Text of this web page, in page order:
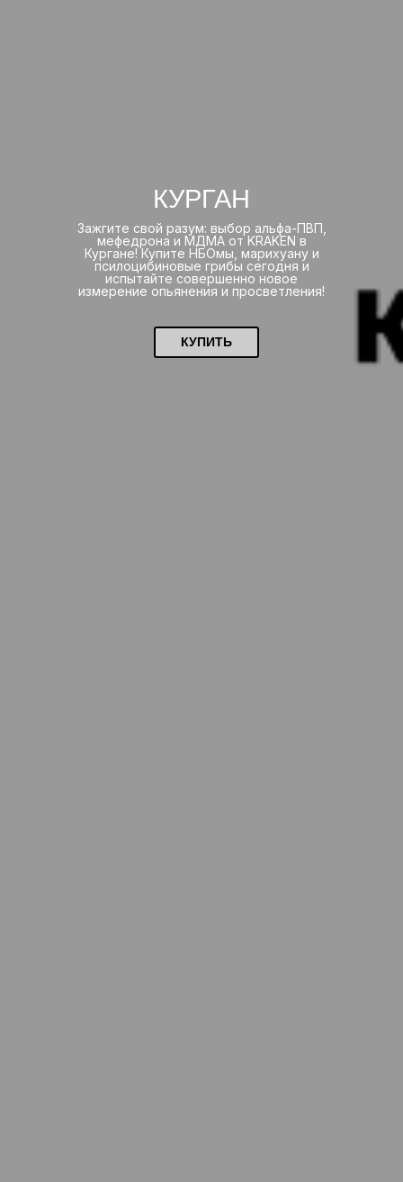
КУРГАН
Зажгите свой разум: выбор альфа-ПВП,
мефедрона и МДМА от KRAKEN в
Кургане! Купите НБОмы, марихуану и
псилоцибиновые грибы сегодня и
испытайте совершенно новое
измерение опьянения и просветления!
КУПИТЬ